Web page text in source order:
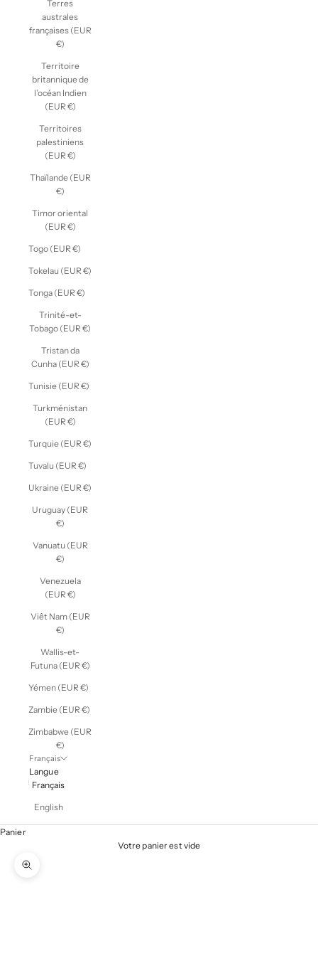
Terres
australes
françaises (EUR
€)
Territoire
britannique de
l’océan Indien
(EUR €)
Territoires
palestiniens
(EUR €)
Thaïlande (EUR
€)
Timor oriental
(EUR €)
Togo (EUR €)
Tokelau (EUR €)
Tonga (EUR €)
Trinité-et-
Tobago (EUR €)
Tristan da
Cunha (EUR €)
Tunisie (EUR €)
Turkménistan
(EUR €)
Turquie (EUR €)
Tuvalu (EUR €)
Ukraine (EUR €)
Uruguay (EUR
€)
Vanuatu (EUR
€)
Venezuela
(EUR €)
Viêt Nam (EUR
€)
Wallis-et-
Futuna (EUR €)
Yémen (EUR €)
Zambie (EUR €)
Zimbabwe (EUR
€)
Français
Langue
Français
English
Panier
Votre panier est vide
Zoomer sur l'image